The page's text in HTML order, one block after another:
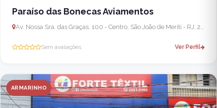
Paraíso das Bonecas Aviamentos
Av. Nossa Sra. das Graças, 100 - Centro, São João de Meriti - RJ, 25520-040, Brasil
Sem avaliações Ver Perfil
ARMARINHO